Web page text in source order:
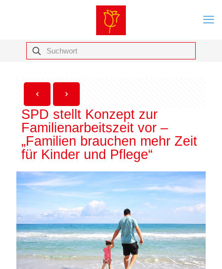
SPD stellt Konzept zur
Familienarbeitszeit vor –
„Familien brauchen mehr Zeit
für Kinder und Pflege“